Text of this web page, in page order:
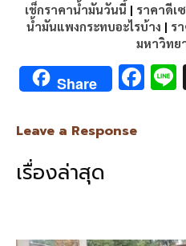
เช็กราคาน้ำมันวันนี้ | ราคาดีเ
น้ำมันแพงกระทบอะไรบ้าง | ร
มหาวิทย
Share F
k
Leave a Response
เรื่องล่าสุด